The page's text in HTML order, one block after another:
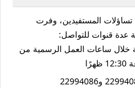
تساؤلات المستفيدين، وفرت
عدة قنوات للتواصل:
خلال ساعات العمل الرسمية من